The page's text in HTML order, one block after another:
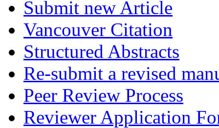
Submit new Article
Vancouver Citation
Structured Abstracts
Re-submit a revised
Peer Review Process
Reviewer Application